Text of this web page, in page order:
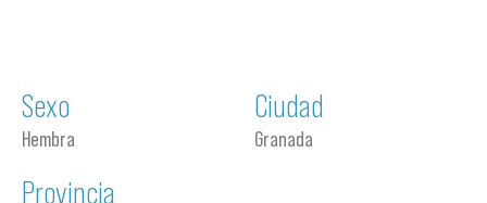
Sexo
Hembra
Ciudad
Granada
Provincia